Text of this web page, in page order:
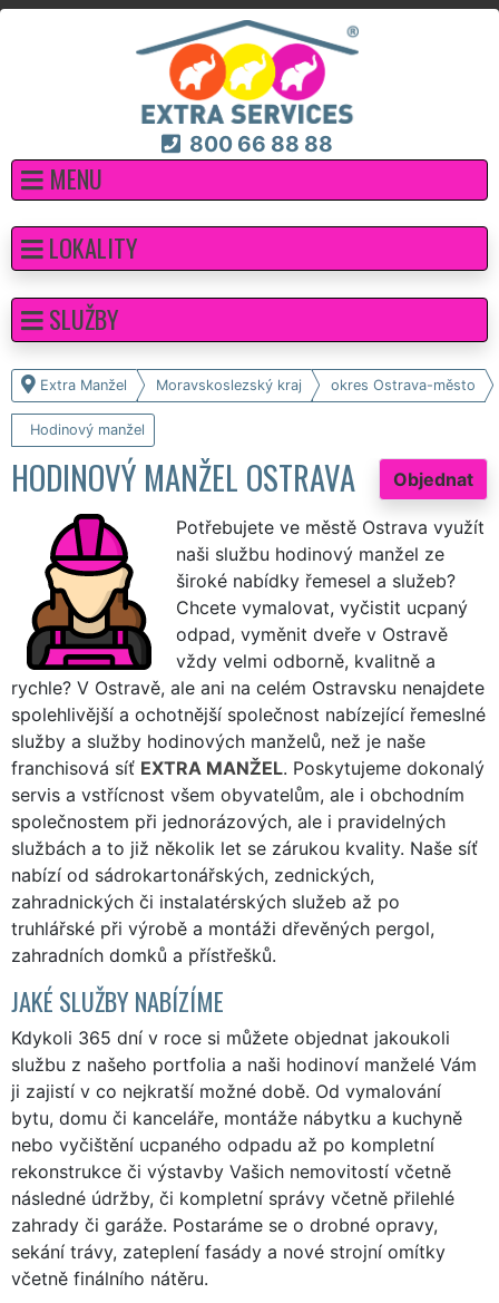
800 66 88 88
MENU
Extra Manžel Moravskoslezský kraj okres Ostrava-město
Hodinový manžel
Objednat
HODINOVÝ MANŽEL OSTRAVA
Potřebujete ve městě Ostrava využít
naši službu hodinový manžel ze
široké nabídky řemesel a služeb?
Chcete vymalovat, vyčistit ucpaný
odpad, vyměnit dveře v Ostravě
vždy velmi odborně, kvalitně a
rychle? V Ostravě, ale ani na celém Ostravsku nenajdete
spolehlivější a ochotnější společnost nabízející řemeslné
služby a služby hodinových manželů, než je naše
franchisová síť EXTRA MANŽEL. Poskytujeme dokonalý
servis a vstřícnost všem obyvatelům, ale i obchodním
společnostem při jednorázových, ale i pravidelných
službách a to již několik let se zárukou kvality. Naše síť
nabízí od sádrokartonářských, zednických,
zahradnických či instalatérských služeb až po
truhlářské při výrobě a montáži dřevěných pergol,
zahradních domků a přístřešků.
JAKÉ SLUŽBY NABÍZÍME
Kdykoli 365 dní v roce si můžete objednat jakoukoli
službu z našeho portfolia a naši hodinoví manželé Vám
ji zajistí v co nejkratší možné době. Od vymalování
bytu, domu či kanceláře, montáže nábytku a kuchyně
nebo vyčištění ucpaného odpadu až po kompletní
rekonstrukce či výstavby Vašich nemovitostí včetně
následné údržby, či kompletní správy včetně přilehlé
zahrady či garáže. Postaráme se o drobné opravy,
sekání trávy, zateplení fasády a nové strojní omítky
včetně finálního nátěru.
LOKALITY
SLUŽBY